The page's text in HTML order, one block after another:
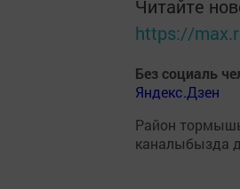
Читайте
https://
Без социаль
Яндекс.Дзен
Район
каналыбызда